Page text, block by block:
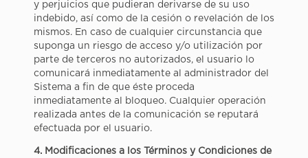
y perjuicios que pudieran derivarse de su uso
indebido, así como de la cesión o revelación de los
mismos. En caso de cualquier circunstancia que
suponga un riesgo de acceso y/o utilización por
parte de terceros no autorizados, el usuario lo
comunicará inmediatamente al administrador del
Sistema a fin de que éste proceda
inmediatamente al bloqueo. Cualquier operación
realizada antes de la comunicación se reputará
efectuada por el usuario.
4. Modificaciones a los Términos y Condiciones de